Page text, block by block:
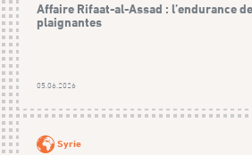
Affaire Rifaat-al-Assad : l’endurance
plaignantes
05.06.2026
Syrie